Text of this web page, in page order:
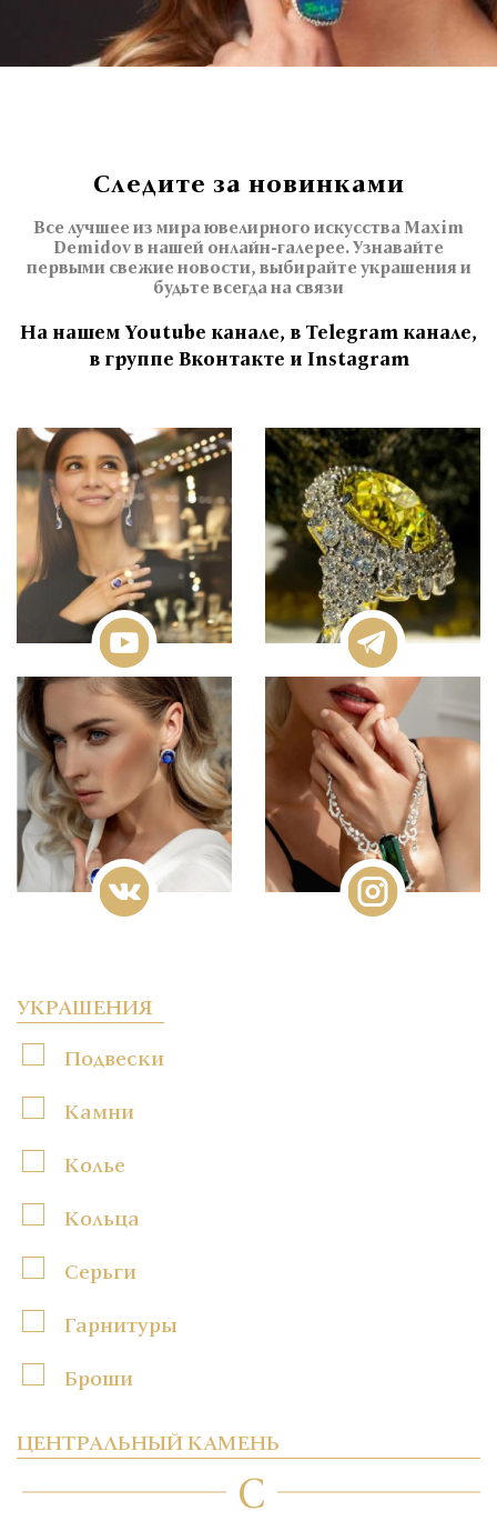
Следите за новинками
Все лучшее из мира ювелирного искусства Maxim
Demidov в нашей онлайн-галерее. Узнавайте
первыми свежие новости, выбирайте украшения и
будьте всегда на связи
На нашем Youtube канале, в Telegram канале,
в группе Вконтакте и Instagram
УКРАШЕНИЯ
Подвески
Камни
Колье
Кольца
Серьги
Гарнитуры
Броши
ЦЕНТРАЛЬНЫЙ КАМЕНЬ
C